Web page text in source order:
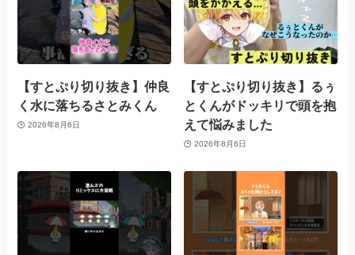
【すとぷり切り抜き】仲良
く水に落ちるさとみくん
2026年8月6日
【すとぷり切り抜き】るぅ
とくんがドッキリで頭を抱
えて悩みました
2026年8月6日